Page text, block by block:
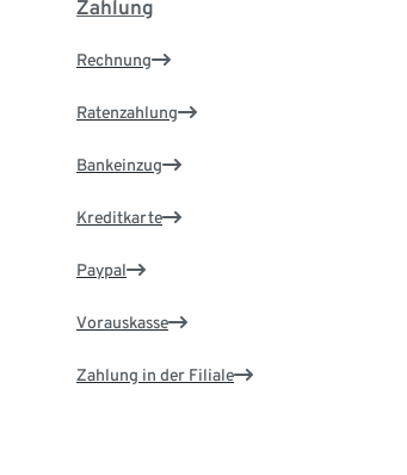
Zahlung
Rechnung
Ratenzahlung
Bankeinzug
Kreditkarte
Paypal
Vorauskasse
Zahlung in der Filiale